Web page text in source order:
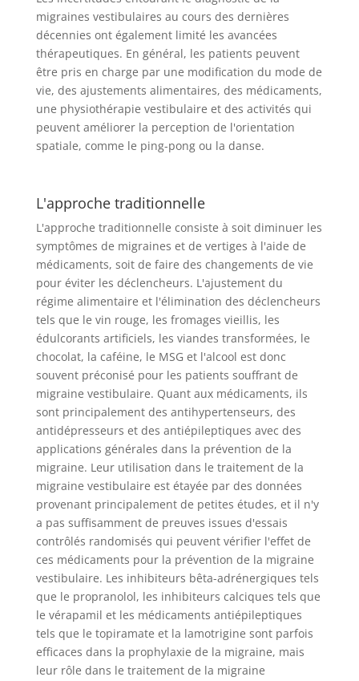
migraines vestibulaires au cours des dernières
décennies ont également limité les avancées
thérapeutiques. En général, les patients peuvent
être pris en charge par une modification du mode de
vie, des ajustements alimentaires, des médicaments,
une physiothérapie vestibulaire et des activités qui
peuvent améliorer la perception de l'orientation
spatiale, comme le ping-pong ou la danse.
L'approche traditionnelle
L'approche traditionnelle consiste à soit diminuer les
symptômes de migraines et de vertiges à l'aide de
médicaments, soit de faire des changements de vie
pour éviter les déclencheurs. L'ajustement du
régime alimentaire et l'élimination des déclencheurs
tels que le vin rouge, les fromages vieillis, les
édulcorants artificiels, les viandes transformées, le
chocolat, la caféine, le MSG et l'alcool est donc
souvent préconisé pour les patients souffrant de
migraine vestibulaire. Quant aux médicaments, ils
sont principalement des antihypertenseurs, des
antidépresseurs et des antiépileptiques avec des
applications générales dans la prévention de la
migraine. Leur utilisation dans le traitement de la
migraine vestibulaire est étayée par des données
provenant principalement de petites études, et il n'y
a pas suffisamment de preuves issues d'essais
contrôlés randomisés qui peuvent vérifier l'effet de
ces médicaments pour la prévention de la migraine
vestibulaire. Les inhibiteurs bêta-adrénergiques tels
que le propranolol, les inhibiteurs calciques tels que
le vérapamil et les médicaments antiépileptiques
tels que le topiramate et la lamotrigine sont parfois
efficaces dans la prophylaxie de la migraine, mais
leur rôle dans le traitement de la migraine